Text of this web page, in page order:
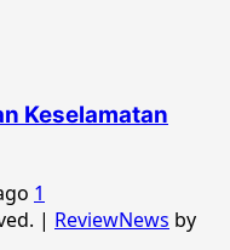
Keselamatan
1
| ReviewNews by